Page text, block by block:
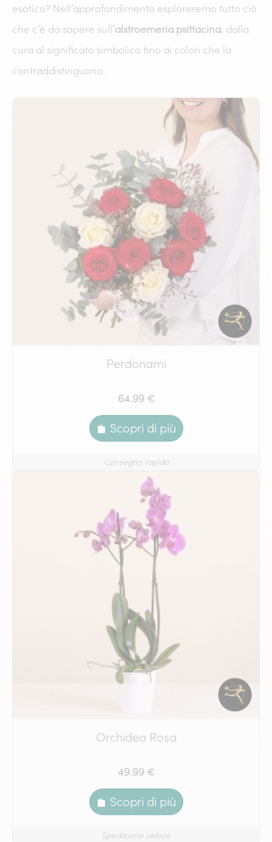
esotico? Nell’approfondimento esploreremo tutto ciò
che c’è da sapere sull’alstroemeria psittacina, dalla
cura al significato simbolico fino ai colori che la
contraddistinguono.
Perdonami
64.99 €
Scopri di più
Consegna rapida
Orchidea Rosa
49.99 €
Scopri di più
Spedizione veloce